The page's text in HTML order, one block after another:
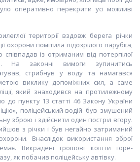
оперативно перекрити усі можливі
території вздовж берега річки
охорони помітила підозрілого парубка,
співпадав із отриманим від потерпілої
На законні вимоги зупинитись
стрибнув у воду та намагався
виклику допоміжних сил, а саме
який знаходився на протилежному
до пункту 13 статті 46 Закону України
поліцейський-водій був змушений
зброю і здійснити один постріл вгору.
з річки і був негайно затриманий
Внаслідок використання зброї
Викрадені грошові кошти горе-
як побачив поліцейську автівку.